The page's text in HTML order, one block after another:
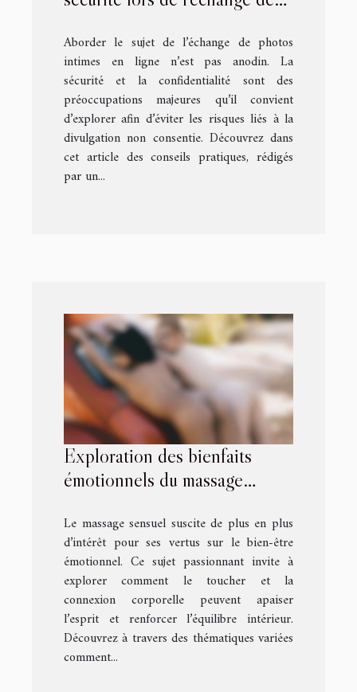
Aborder le sujet de l’échange de photos
intimes en ligne n’est pas anodin. La
sécurité et la confidentialité sont des
préoccupations majeures qu’il convient
d’explorer afin d’éviter les risques liés à la
divulgation non consentie. Découvrez dans
cet article des conseils pratiques, rédigés
par un...
Exploration des bienfaits
émotionnels du massage
Le massage sensuel suscite de plus en plus
d’intérêt pour ses vertus sur le bien-être
émotionnel. Ce sujet passionnant invite à
explorer comment le toucher et la
connexion corporelle peuvent apaiser
l’esprit et renforcer l’équilibre intérieur.
Découvrez à travers des thématiques variées
comment...